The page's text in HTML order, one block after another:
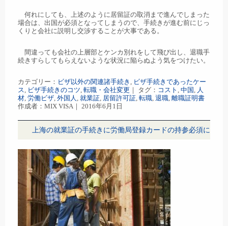
何れにしても、上述のように居留証の取消まで進んでしまった
場合は、出国が必須となってしまうので、手続きが進む前にじっ
くりと会社に説明し交渉することが大事である。
間違っても会社の上層部とケンカ別れをして飛び出し、退職手
続きすらしてもらえないような状況に陥らぬよう気をつけたい。
カテゴリー： ビザ以外の関連諸手続き
ビザ手続きであったケー
ス
ビザ手続きのコツ 転職・会社変更 ｜ タグ： コスト 中国
人
材 労働ビザ 外国人 就業証 居留許可証 転職 退職 離職証明書
作成者：MIX VISA｜ 2016年6月1日
上海の就業証の手続きに労働局登録カードの持参必須に